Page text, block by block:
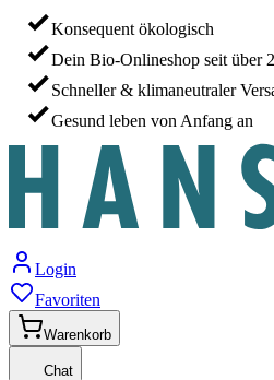
Konsequent ökologisch
Dein Bio-Onlineshop seit über
Schneller & klimaneutraler
Gesund leben von Anfang an
Login
Favoriten
Warenkorb
Chat